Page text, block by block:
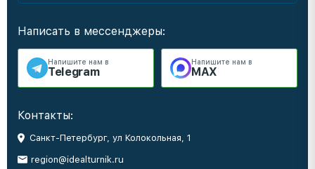
Написать в мессенджеры:
Напишите нам в
Telegram
Напишите нам в
MAX
Контакты:
Санкт-Петербург, ул Колокольная, 1
region@idealturnik.ru